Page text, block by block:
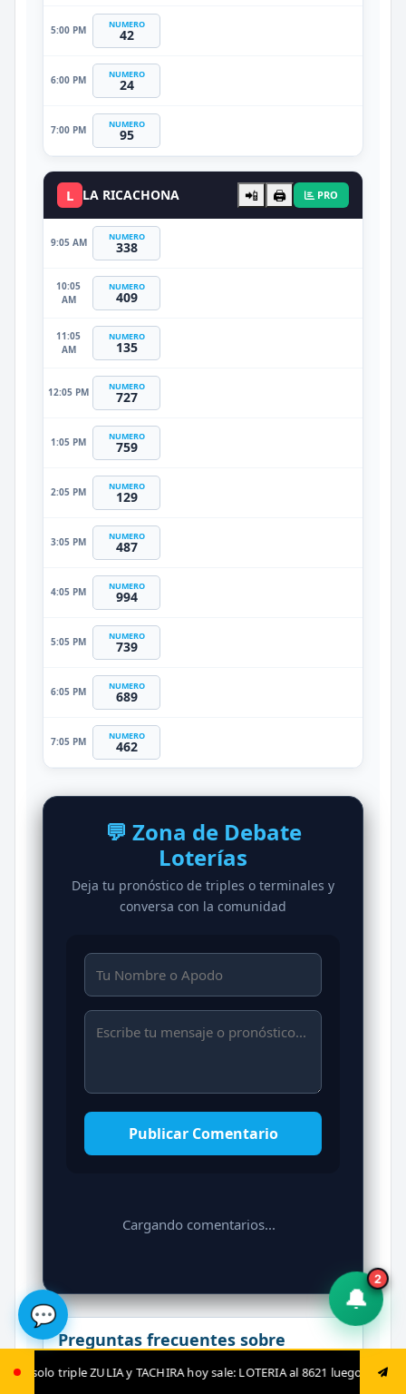
hoy sale: LOTERIA al 8621 luego envía ya: ANIMAL al 8621
5:00 PM NUMERO
42
6:00 PM NUMERO
24
7:00 PM NUMERO
95
L LA RICACHONA 📲 🖨️ PRO
9:05 AM NUMERO
338
10:05
AM
NUMERO
409
11:05
AM
NUMERO
135
12:05 PM NUMERO
727
1:05 PM NUMERO
759
2:05 PM NUMERO
129
3:05 PM NUMERO
487
4:05 PM NUMERO
994
5:05 PM NUMERO
739
6:05 PM NUMERO
689
7:05 PM NUMERO
462
💬 Zona de Debate
Loterías
Deja tu pronóstico de triples o terminales y
conversa con la comunidad
Publicar Comentario
Cargando comentarios...
Preguntas frecuentes sobre
🔔
2
💬